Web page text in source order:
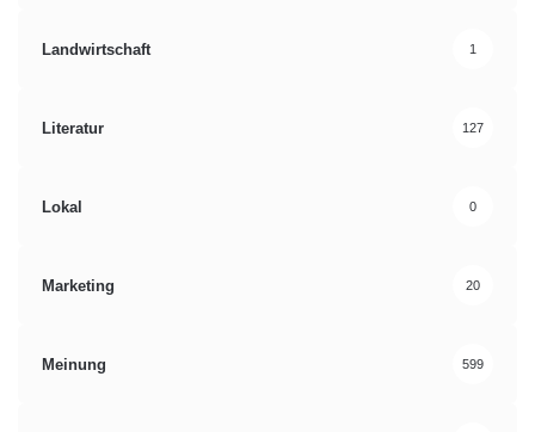
Landwirtschaft 1
Literatur 127
Lokal 0
Marketing 20
Meinung 599